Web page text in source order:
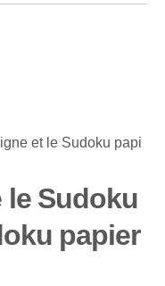
le Sudoku
papier